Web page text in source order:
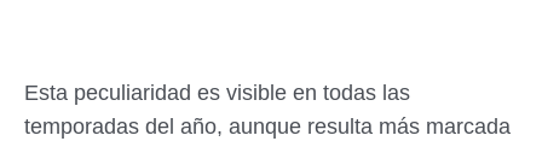
Esta peculiaridad es visible en todas las
temporadas del año, aunque resulta más marcada